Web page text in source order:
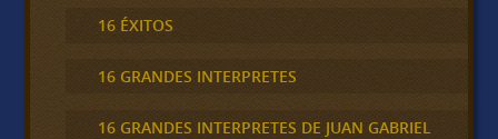
16 ÉXITOS
16 GRANDES INTERPRETES
16 GRANDES INTERPRETES DE JUAN GABRIEL